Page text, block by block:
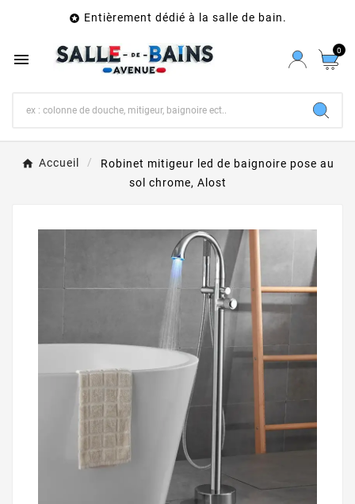
 Entièrement dédié à la salle de bain.
 0
Accueil
Robinet mitigeur led de baignoire pose au
sol chrome, Alost